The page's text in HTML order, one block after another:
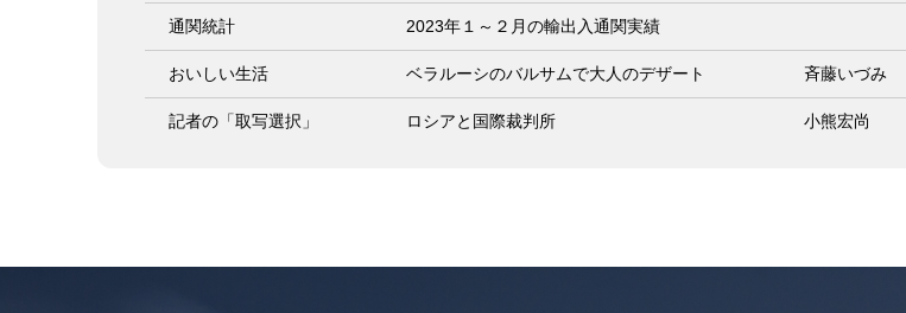
通関統計 2023年１～２月の輸出入通関実績
おいしい生活 ベラルーシのバルサムで大人のデザート 斉藤いづみ
記者の「取写選択」 ロシアと国際裁判所 小熊宏尚